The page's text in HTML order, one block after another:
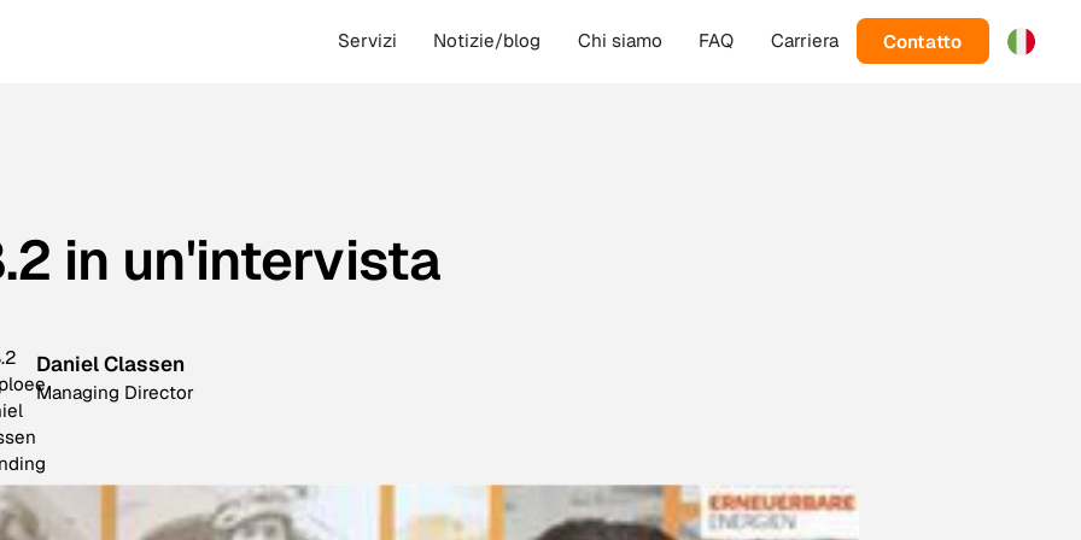
Servizi Notizie/blog Chi siamo FAQ Carriera
in un'intervista
Daniel Classen
Managing Director